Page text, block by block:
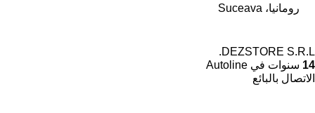
رومانيا، Suceava
DEZSTORE S.R.L.
14 سنوات في Autoline
الاتصال بالبائع